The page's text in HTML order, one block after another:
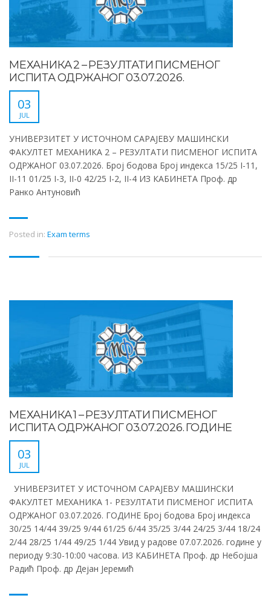
МЕХАНИКА 2 – РЕЗУЛТАТИ ПИСМЕНОГ
ИСПИТА ОДРЖАНОГ 03.07.2026.
03
JUL
УНИВЕРЗИТЕТ У ИСТОЧНОМ САРАЈЕВУ МАШИНСКИ
ФАКУЛТЕТ МЕХАНИКА 2 – РЕЗУЛТАТИ ПИСМЕНОГ ИСПИТА
ОДРЖАНОГ 03.07.2026. Број бодова Број индекса 15/25 I-11,
II-11 01/25 I-3, II-0 42/25 I-2, II-4 ИЗ КАБИНЕТА Проф. др
Ранко Антуновић
Posted in: Exam terms
МЕХАНИКА 1 – РЕЗУЛТАТИ ПИСМЕНОГ
ИСПИТА ОДРЖАНОГ 03.07.2026. ГОДИНЕ
03
JUL
УНИВЕРЗИТЕТ У ИСТОЧНОМ САРАЈЕВУ МАШИНСКИ
ФАКУЛТЕТ МЕХАНИКА 1- РЕЗУЛТАТИ ПИСМЕНОГ ИСПИТА
ОДРЖАНОГ 03.07.2026. ГОДИНЕ Број бодова Број индекса
30/25 14/44 39/25 9/44 61/25 6/44 35/25 3/44 24/25 3/44 18/24
2/44 28/25 1/44 49/25 1/44 Увид у радове 07.07.2026. године у
периоду 9:30-10:00 часова. ИЗ КАБИНЕТА Проф. др Небојша
Радић Проф. др Дејан Јеремић